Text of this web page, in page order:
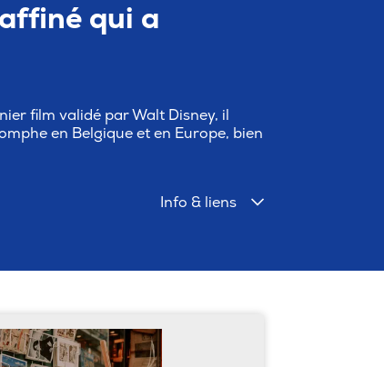
qui a
film validé par Walt Disney, il
en Belgique et en Europe, bien
Info & liens